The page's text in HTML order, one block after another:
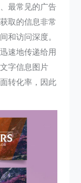
最常见的广告
取的信息非常
和访问深度。
速地传递给用
字信息图片
转化率，因此